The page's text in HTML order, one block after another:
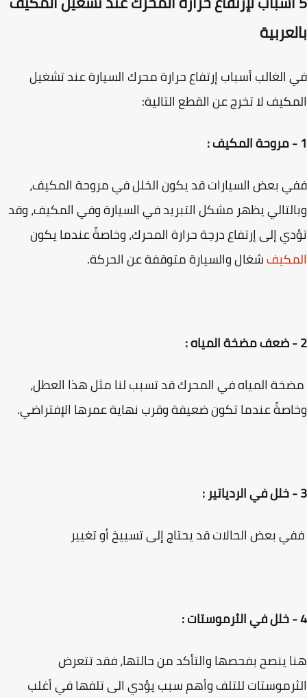
أسباب إرتفاع حرارة محرك السيارة عند تشغيل
لا تخرج عن القطع التالية:
بعض السيارات قد يكون الخلل في مروحة المكيف،
يظهر مشكل التبريد في السيارة وفي المكيف، وقد
إلى إرتفاع درجة حرارة المحرك، وخاصةً عندما يكون
شغال والسيارة متوقفة عن الحركة.
المياه في المحرك قد تسبب لنا مثل هذا العطل،
عندما تكون ضعيفة وقرب نهاية عمرها الإفتراضي.
بعض الحالات قد يحتاج إلى تسييخ أو تغيير
ينصح بفحصها والتأكد من حالتها، فقد تتعرض
للتلف وأهم سبب يؤدي الى تلفها في أغلب